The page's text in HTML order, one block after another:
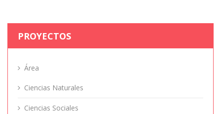
PROYECTOS
Área
Ciencias Naturales
Ciencias Sociales